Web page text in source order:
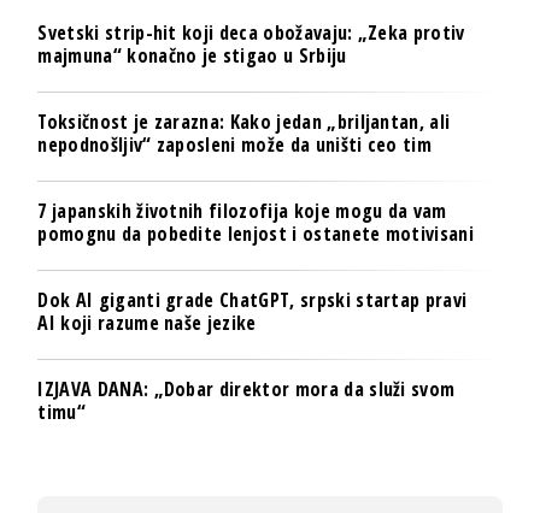
Svetski strip-hit koji deca obožavaju: „Zeka protiv
majmuna“ konačno je stigao u Srbiju
Toksičnost je zarazna: Kako jedan „briljantan, ali
nepodnošljiv“ zaposleni može da uništi ceo tim
7 japanskih životnih filozofija koje mogu da vam
pomognu da pobedite lenjost i ostanete motivisani
Dok AI giganti grade ChatGPT, srpski startap pravi
AI koji razume naše jezike
IZJAVA DANA: „Dobar direktor mora da služi svom
timu“